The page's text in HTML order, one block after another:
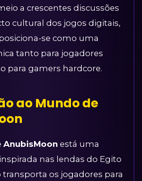
a crescentes discussões
cultural dos jogos digitais,
se como uma
tanto para jogadores
para gamers hardcore.
ao Mundo de
AnubisMoon está uma
nas lendas do Egito
transporta os jogadores para